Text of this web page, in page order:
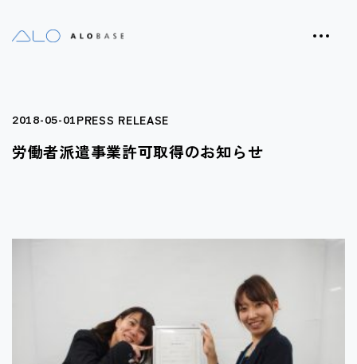
2018-05-01PRESS RELEASE
労働者派遣事業許可取得のお知らせ